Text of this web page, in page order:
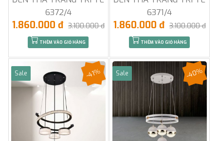
6372/4
1.860.000 đ 3.100.000 đ
THÊM VÀO GIỎ HÀNG
6371/4
1.860.000 đ 3.100.000 đ
THÊM VÀO GIỎ HÀNG
Sale -41% Sale -40%